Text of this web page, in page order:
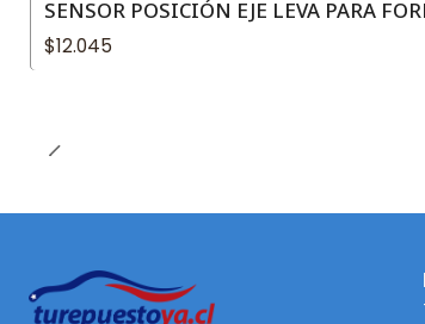
SENSOR POSICIÓN EJE LEVA PARA
$12.045